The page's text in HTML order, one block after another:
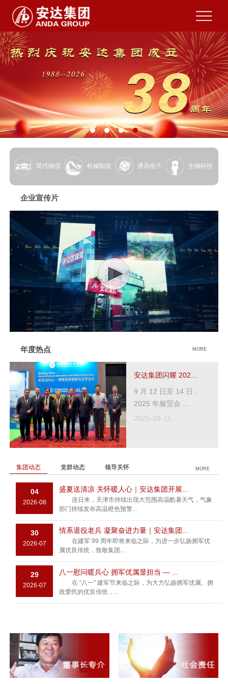
现代物流 机械制造 通讯电子 生物科技
企业宣传片
年度热点 MORE
安达集团闪耀 202...
9 月 12 日至 14 日，
2025 年服贸会 ...
2025-09-15
集团动态 党群动态 领导关怀 MORE
04
2026-08
盛夏送清凉 关怀暖人心｜安达集团开展...
连日来，天津市持续出现大范围高温酷暑天气，气象
部门持续发布高温橙色预警...
30
2026-07
情系退役老兵 凝聚奋进力量｜安达集团...
在建军 99 周年即将来临之际，为进一步弘扬拥军优
属优良传统，致敬集团...
29
2026-07
八一慰问暖兵心 拥军优属显担当 — ...
在 “八一” 建军节来临之际，为大力弘扬拥军优属、拥
政爱民的优良传统，...